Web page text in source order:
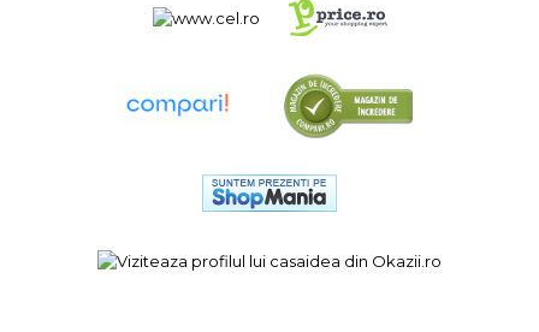
Discuri Fierastrau Circular
Dispozitive de taiat polistiren